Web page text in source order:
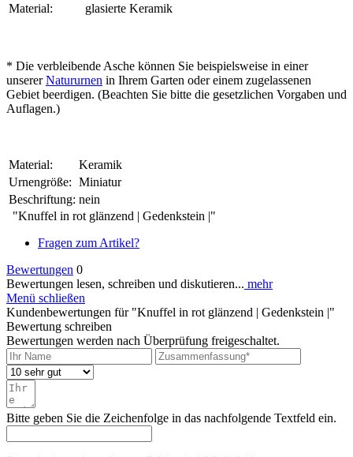
Material:
glasierte Keramik
* Die verbleibende Asche können Sie beispielsweise in einer
unsererNatururnen in Ihrem Garten oder einem zugelassenen
Gebiet beerdigen. (Beachten Sie bitte die gesetzlichen Vorgaben und
Auflagen.)
Material:
Keramik
Urnengröße: Miniatur
Beschriftung: nein
"Knuffel in rot glänzend | Gedenkstein |"
Fragen zum Artikel?
Bewertungen 0
Bewertungen lesen, schreiben und diskutieren... mehr
Menü schließen
Kundenbewertungen für "Knuffel in rot glänzend | Gedenkstein |"
Bewertung schreiben
Bewertungen werden nach Überprüfung freigeschaltet.
Bitte geben Sie die Zeichenfolge in das nachfolgende Textfeld ein.